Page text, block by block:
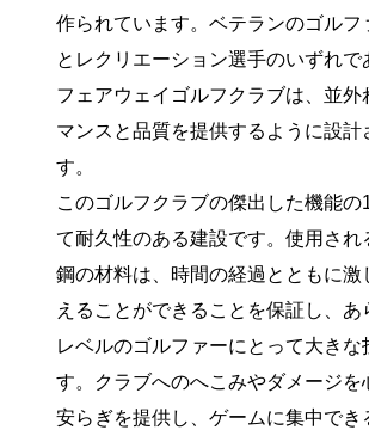
作られています。ベテランのゴルフ
とレクリエーション選手のいずれで
フェアウェイゴルフクラブは、並外
マンスと品質を提供するように設計
す。
このゴルフクラブの傑出した機能の
て耐久性のある建設です。使用され
鋼の材料は、時間の経過とともに激
えることができることを保証し、あ
レベルのゴルファーにとって大きな
す。クラブへのへこみやダメージを
安らぎを提供し、ゲームに集中でき